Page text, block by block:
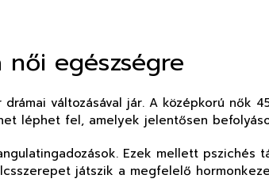
egészségre
változásával jár. A középkorú nők
léphet fel, amelyek jelentősen
Ezek mellett pszichés
játszik a megfelelő